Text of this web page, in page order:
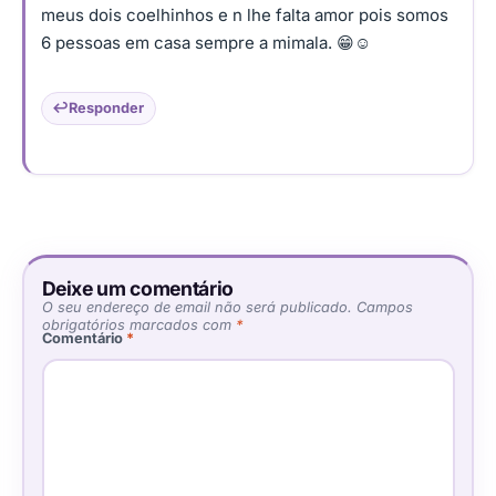
meus dois coelhinhos e n lhe falta amor pois somos
6 pessoas em casa sempre a mimala. 😁☺️
Responder
Deixe um comentário
O seu endereço de email não será publicado. Campos
obrigatórios marcados com *
Comentário *